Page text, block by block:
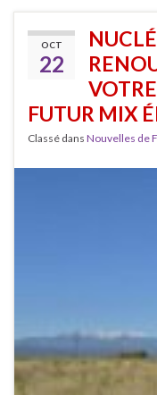
OCT
22
FUTUR MIX
Classé dans Nouvelles de